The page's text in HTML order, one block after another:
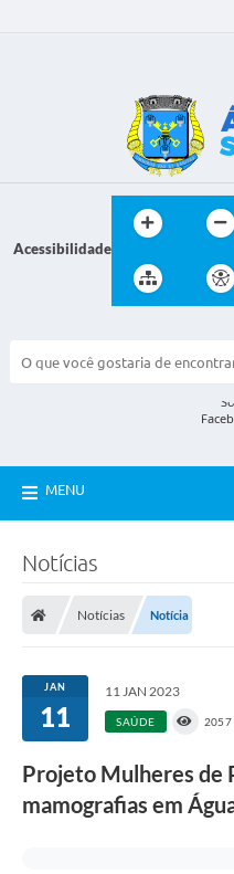
Acessibilidade
MENU
Notícias
Notícias Notícia
JAN
11
11 JAN 2023
SAÚDE 2057
Projeto Mulheres de
mamografias em